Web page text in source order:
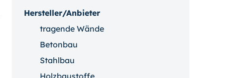
Hersteller/Anbieter
tragende Wände
Betonbau
Stahlbau